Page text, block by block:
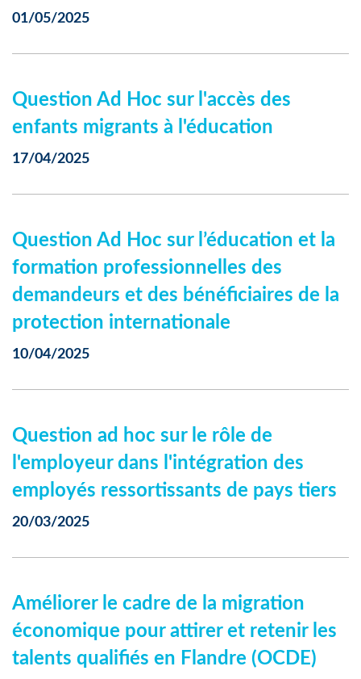
01/05/2025
Question Ad Hoc sur l'accès des
enfants migrants à l'éducation
17/04/2025
Question Ad Hoc sur l’éducation et la
formation professionnelles des
demandeurs et des bénéficiaires de la
protection internationale
10/04/2025
Question ad hoc sur le rôle de
l'employeur dans l'intégration des
employés ressortissants de pays tiers
20/03/2025
Améliorer le cadre de la migration
économique pour attirer et retenir les
talents qualifiés en Flandre (OCDE)